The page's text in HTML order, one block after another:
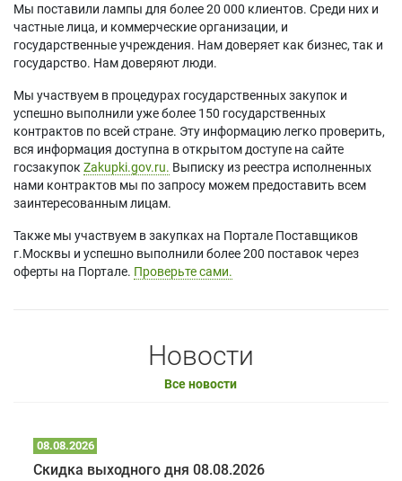
Мы поставили лампы для более 20 000 клиентов. Среди них и
частные лица, и коммерческие организации, и
государственные учреждения. Нам доверяет как бизнес, так и
государство. Нам доверяют люди.
Мы участвуем в процедурах государственных закупок и
успешно выполнили уже более 150 государственных
контрактов по всей стране. Эту информацию легко проверить,
вся информация доступна в открытом доступе на сайте
госзакупок Zakupki.gov.ru. Выписку из реестра исполненных
нами контрактов мы по запросу можем предоставить всем
заинтересованным лицам.
Также мы участвуем в закупках на Портале Поставщиков
г.Москвы и успешно выполнили более 200 поставок через
оферты на Портале. Проверьте сами.
Новости
Все новости
08.08.2026
Скидка выходного дня 08.08.2026